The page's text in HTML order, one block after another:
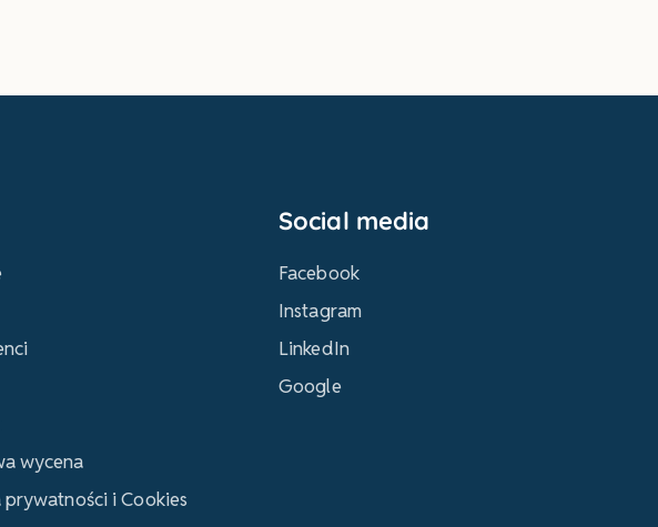
wycena
prywatności i Cookies
Social media
Facebook
Instagram
LinkedIn
Google